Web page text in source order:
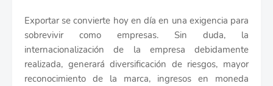
Exportar se convierte hoy en día en una exigencia para
sobrevivir como empresas. Sin duda, la
internacionalización de la empresa debidamente
realizada, generará diversificación de riesgos, mayor
reconocimiento de la marca, ingresos en moneda